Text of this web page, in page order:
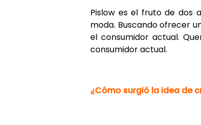
Pislow es el fruto de dos
moda. Buscando ofrecer
el consumidor actual.
consumidor actual.
¿Cómo surgió la idea de